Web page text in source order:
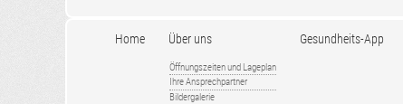
Home Über uns
Öffnungszeiten und Lageplan
Ihre Ansprechpartner
Bildergalerie
Gesundheits-App